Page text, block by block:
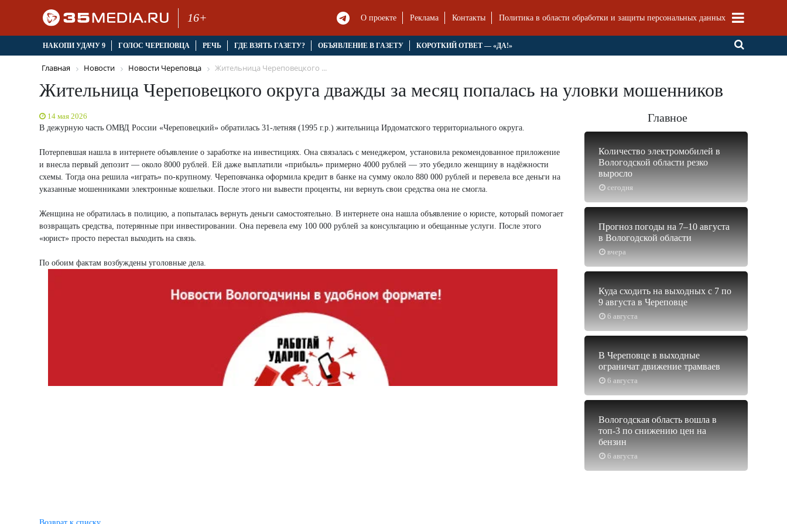
16+ О проекте Реклама Контакты Политика в области обработки и защиты персональных данных
НАКОПИ УДАЧУ 9 ГОЛОС ЧЕРЕПОВЦА РЕЧЬ ГДЕ ВЗЯТЬ ГАЗЕТУ? ОБЪЯВЛЕНИЕ В ГАЗЕТУ КОРОТКИЙ ОТВЕТ — «ДА!»
Главная Новости Новости Череповца Жительница Череповецкого ...
Жительница Череповецкого округа дважды за месяц попалась на уловки мошенников
14 мая 2026
В дежурную часть ОМВД России «Череповецкий» обратилась 31-летняя (1995 г.р.) жительница Ирдоматского территориального округа.
Потерпевшая нашла в интернете объявление о заработке на инвестициях. Она связалась с менеджером, установила рекомендованное приложение
и внесла первый депозит — около 8000 рублей. Ей даже выплатили «прибыль» примерно 4000 рублей — это убедило женщину в надёжности
схемы. Тогда она решила «играть» по-крупному. Череповчанка оформила кредит в банке на сумму около 880 000 рублей и перевела все деньги на
указанные мошенниками электронные кошельки. После этого ни вывести проценты, ни вернуть свои средства она не смогла.
Женщина не обратилась в полицию, а попыталась вернуть деньги самостоятельно. В интернете она нашла объявление о юристе, который помогает
возвращать средства, потерянные при инвестировании. Она перевела ему 100 000 рублей за консультацию и обещанные услуги. После этого
«юрист» просто перестал выходить на связь.
По обоим фактам возбуждены уголовные дела.
Главное
сегодня
Количество электромобилей в
Вологодской области резко
выросло
вчера
Прогноз погоды на 7–10 августа
в Вологодской области
6 августа
Куда сходить на выходных с 7 по
9 августа в Череповце
6 августа
В Череповце в выходные
ограничат движение трамваев
6 августа
Вологодская область вошла в
топ-3 по снижению цен на
бензин